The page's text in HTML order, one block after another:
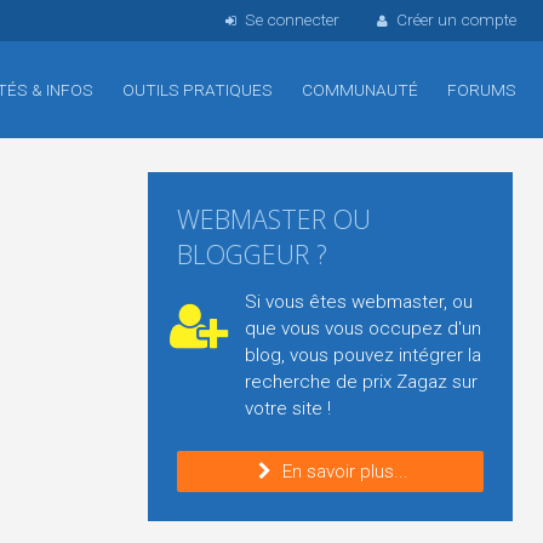
Se connecter Créer un compte
& INFOS OUTILS PRATIQUES COMMUNAUTÉ FORUMS
WEBMASTER OU
BLOGGEUR ?
Si vous êtes webmaster, ou
que vous vous occupez d'un
blog, vous pouvez intégrer la
recherche de prix Zagaz sur
votre site !
En savoir plus...